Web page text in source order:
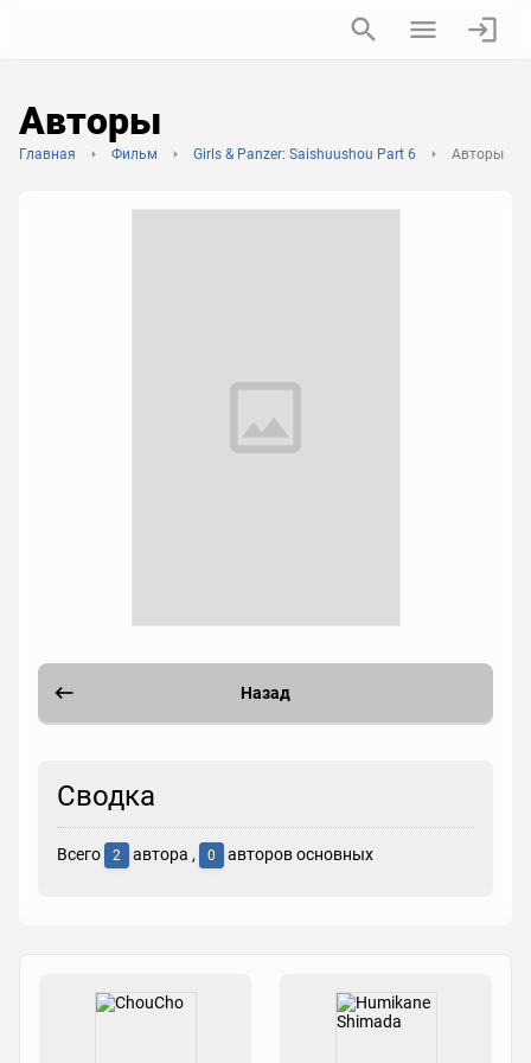
Авторы
Главная Фильм Girls & Panzer: Saishuushou Part 6 Авторы
Назад
Сводка
Всего 2 автора , 0 авторов основных